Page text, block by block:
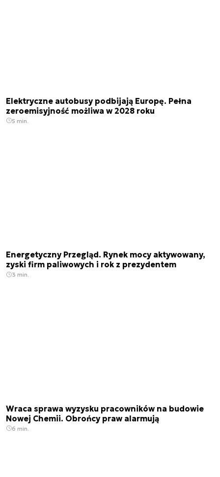
Elektryczne autobusy podbijają Europę. Pełna
zeroemisyjność możliwa w 2028 roku
5 min.
Energetyczny Przegląd. Rynek mocy aktywowany,
zyski firm paliwowych i rok z prezydentem
3 min.
Wraca sprawa wyzysku pracowników na budowie
Nowej Chemii. Obrońcy praw alarmują
6 min.